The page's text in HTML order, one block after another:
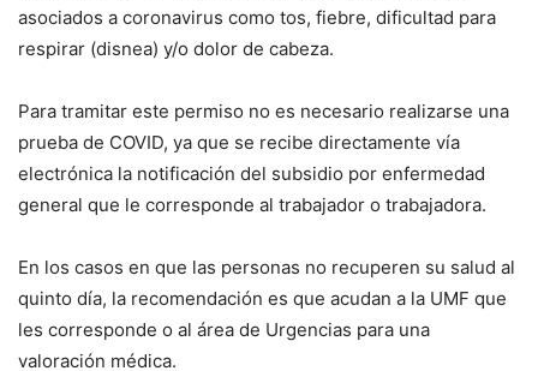
asociados a coronavirus como tos, fiebre, dificultad para
respirar (disnea) y/o dolor de cabeza.
Para tramitar este permiso no es necesario realizarse una
prueba de COVID, ya que se recibe directamente vía
electrónica la notificación del subsidio por enfermedad
general que le corresponde al trabajador o trabajadora.
En los casos en que las personas no recuperen su salud al
quinto día, la recomendación es que acudan a la UMF que
les corresponde o al área de Urgencias para una
valoración médica.